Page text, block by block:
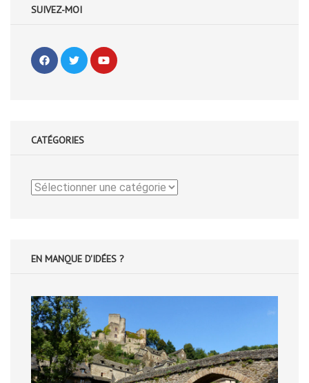
SUIVEZ-MOI
CATÉGORIES
Catégories
EN MANQUE D'IDÉES ?